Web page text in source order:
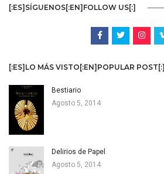
[:ES]SÍGUENOS[:EN]FOLLOW US[:]
[:ES]LO MÁS VISTO[:EN]POPULAR POST[:]
Bestiario
Agosto 5, 2014
Delirios de Papel
Agosto 5, 2014